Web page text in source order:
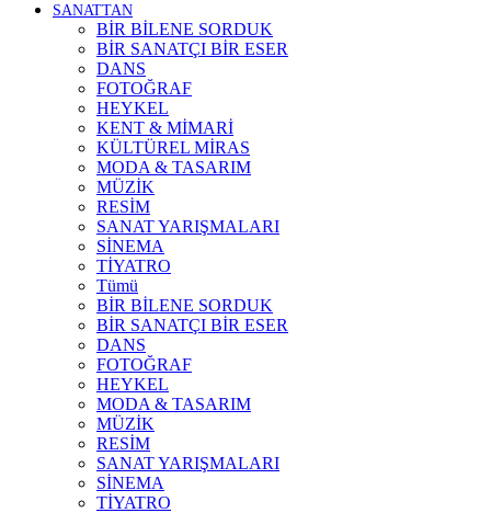
SANATTAN
BİR BİLENE SORDUK
BİR SANATÇI BİR ESER
DANS
FOTOĞRAF
HEYKEL
KENT & MİMARİ
KÜLTÜREL MİRAS
MODA & TASARIM
MÜZİK
RESİM
SANAT YARIŞMALARI
SİNEMA
TİYATRO
Tümü
BİR BİLENE SORDUK
BİR SANATÇI BİR ESER
DANS
FOTOĞRAF
HEYKEL
MODA & TASARIM
MÜZİK
RESİM
SANAT YARIŞMALARI
SİNEMA
TİYATRO